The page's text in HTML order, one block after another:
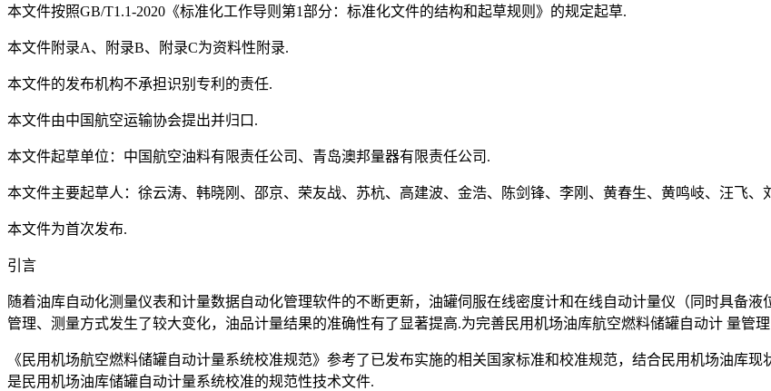
本文件按照GB/T1.1-2020《标准化工作导则第1部分：标准化文件的结构和起草规则》的规定起草.
本文件附录A、附录B、附录C为资料性附录.
本文件的发布机构不承担识别专利的责任.
本文件由中国航空运输协会提出并归口.
本文件起草单位：中国航空油料有限责任公司、青岛澳邦量器有限责任公司.
本文件主要起草人：徐云涛、韩晓刚、邵京、荣友战、苏杭、高建波、金浩、陈剑锋、李刚、黄春生、黄鸣岐、汪飞、
本文件为首次发布.
引言
随着油库自动化测量仪表和计量数据自动化管理软件的不断更新，油罐伺服在线密度计和在线自动计量仪（同时具备
管理、测量方式发生了较大变化，油品计量结果的准确性有了显著提高.为完善民用机场油库航空燃料储罐自动计 量管
《民用机场航空燃料储罐自动计量系统校准规范》参考了已发布实施的相关国家标准和校准规范，结合民用机场油库
是民用机场油库储罐自动计量系统校准的规范性技术文件.